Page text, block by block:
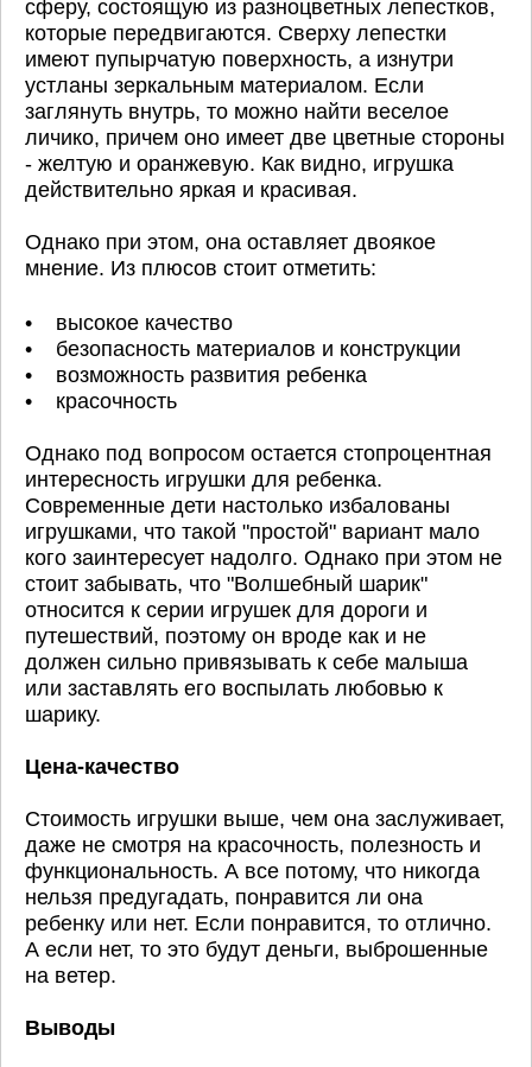
сферу, состоящую из разноцветных лепестков,
которые передвигаются. Сверху лепестки
имеют пупырчатую поверхность, а изнутри
устланы зеркальным материалом. Если
заглянуть внутрь, то можно найти веселое
личико, причем оно имеет две цветные стороны
- желтую и оранжевую. Как видно, игрушка
действительно яркая и красивая.
Однако при этом, она оставляет двоякое
мнение. Из плюсов стоит отметить:
• высокое качество
• безопасность материалов и конструкции
• возможность развития ребенка
• красочность
Однако под вопросом остается стопроцентная
интересность игрушки для ребенка.
Современные дети настолько избалованы
игрушками, что такой "простой" вариант мало
кого заинтересует надолго. Однако при этом не
стоит забывать, что "Волшебный шарик"
относится к серии игрушек для дороги и
путешествий, поэтому он вроде как и не
должен сильно привязывать к себе малыша
или заставлять его воспылать любовью к
шарику.
Цена-качество
Стоимость игрушки выше, чем она заслуживает,
даже не смотря на красочность, полезность и
функциональность. А все потому, что никогда
нельзя предугадать, понравится ли она
ребенку или нет. Если понравится, то отлично.
А если нет, то это будут деньги, выброшенные
на ветер.
Выводы